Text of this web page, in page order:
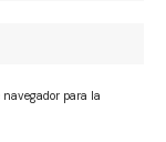
para la